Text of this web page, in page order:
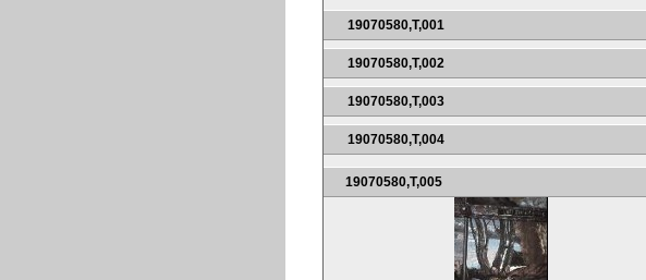
19070580,T,001
19070580,T,002
19070580,T,003
19070580,T,004
19070580,T,005